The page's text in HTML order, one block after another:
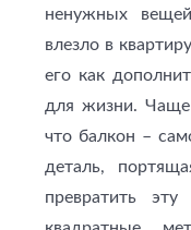
ненужных
влезло в
его как
для жизни. Чаще
что балкон –
деталь,
превратить